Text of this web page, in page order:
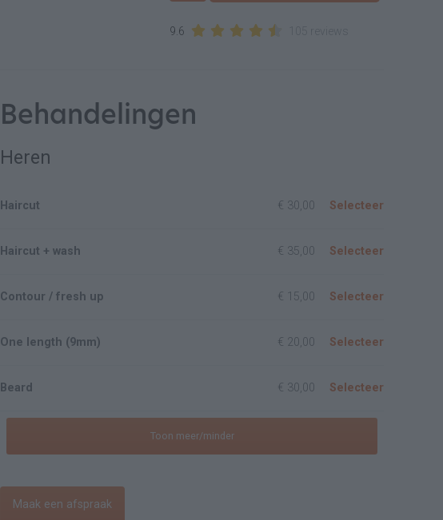
9.6
Behandelingen
Heren
Haircut € 30,00 Selecteer
Haircut + wash € 35,00 Selecteer
Contour / fresh up € 15,00 Selecteer
One length (9mm) € 20,00 Selecteer
Beard € 30,00 Selecteer
Toon meer/minder
Maak een afspraak